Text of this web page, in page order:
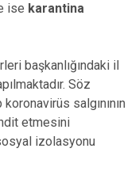
ise karantina
başkanlığındaki il
Söz
salgınının
etmesini
izolasyonu